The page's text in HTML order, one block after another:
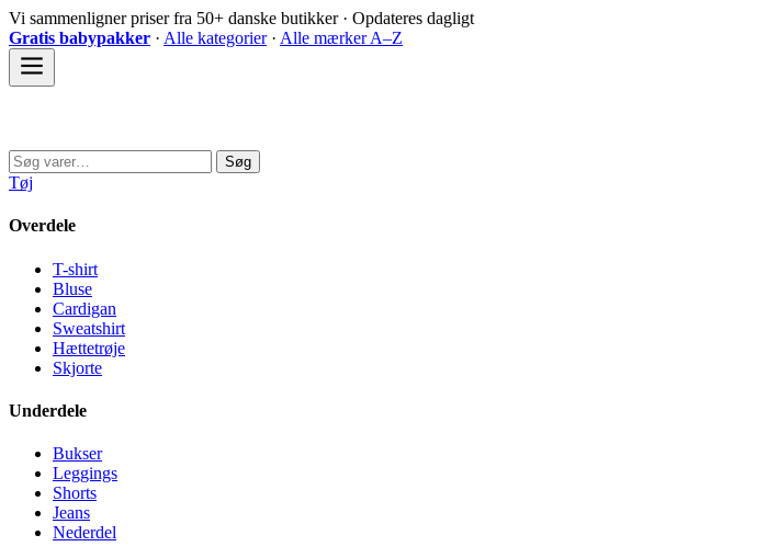
Spring
til
indhold
Vi sammenligner priser fra 50+ danske butikker · Opdateres dagligt
Gratis babypakker · Alle kategorier· Alle mærker A–Z
Søg
efter:
Søg
Tøj
Overdele
T-shirt
Bluse
Cardigan
Sweatshirt
Hættetrøje
Skjorte
Underdele
Bukser
Leggings
Shorts
Jeans
Nederdel